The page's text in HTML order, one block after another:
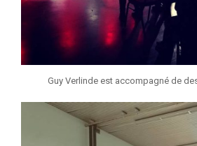
Guy Verlinde est accompagné de